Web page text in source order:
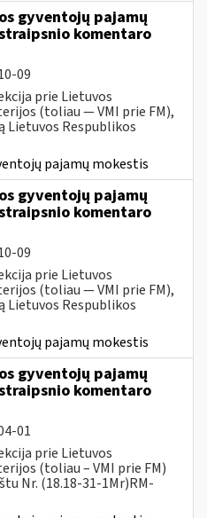
gyventojų pajamų
komentaro
09
prie Lietuvos
(toliau — VMI prie FM),
Respublikos
pajamų mokestis
gyventojų pajamų
komentaro
09
prie Lietuvos
(toliau — VMI prie FM),
Respublikos
pajamų mokestis
gyventojų pajamų
komentaro
01
prie Lietuvos
(toliau – VMI prie FM)
Nr. (18.18-31-1Mr)RM-